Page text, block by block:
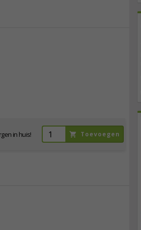
in huis! Toevoegen